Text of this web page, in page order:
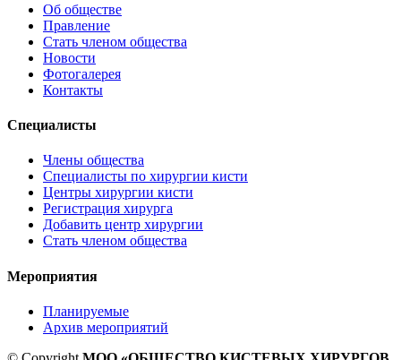
Об обществе
Правление
Стать членом общества
Новости
Фотогалерея
Контакты
Специалисты
Члены общества
Специалисты по хирургии кисти
Центры хирургии кисти
Регистрация хирурга
Добавить центр хирургии
Стать членом общества
Мероприятия
Планируемые
Архив мероприятий